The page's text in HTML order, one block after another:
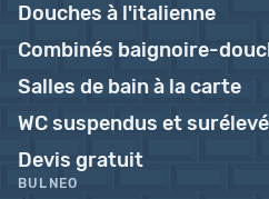
Douches à l'italienne
Combinés baignoire-
Salles de bain à la carte
WC suspendus et
Devis gratuit
BULNEO